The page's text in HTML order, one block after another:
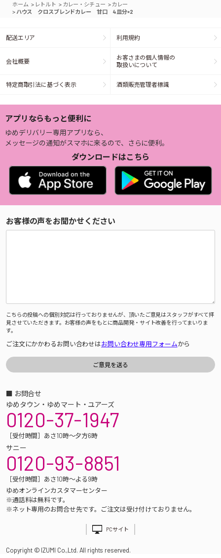
ホーム > レトルト > カレー・シチュー >カレー
> ハウス クロスブレンドカレー 甘口 4皿分×2
配送エリア 利用規約
会社概要
お客さまの個人情報の
取扱いについて
特定商取引法に基づく表示 酒類販売管理者標識
アプリならもっと便利に
ゆめデリバリー専用アプリなら、
メッセージの通知がスマホに来るので、さらに便利。
ダウンロードはこちら
お客様の声をお聞かせください
こちらの投稿への個別対応は行っておりませんが、頂いたご意見はスタッフがすべて拝
見させていただきます。お客様の声をもとに商品開発・サイト改善を行ってまいりま
す。
ご注文にかかわるお問い合わせはお問い合わせ専用フォームから
■ お問合せ
ゆめタウン・ゆめマート・ユアーズ
0120-37-1947
［受付時間］あさ10時～夕方6時
サニー
0120-93-8851
［受付時間］あさ10時～よる9時
ゆめオンラインカスタマーセンター
※通話料は無料です。
※ネット専用のお問合せ先です。ご注文は受け付けておりません。
PCサイト
Copyright © IZUMI Co.,Ltd. All rights reserved.